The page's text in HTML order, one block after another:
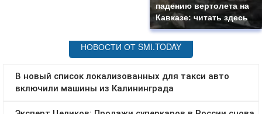
падению вертолета на
Кавказе: читать здесь